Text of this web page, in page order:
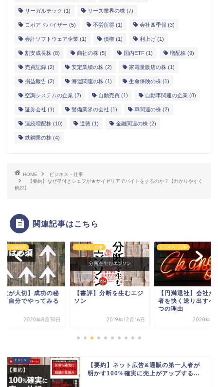
リーガルテック (1) リース業界の株 (7)
ロボアドバイザー (5) 不労所得 (1) 会社四季報 (3)
会計ソフトウェア企業 (1) 債権 (1) 利上げ (1)
割安成長株 (8) 商社の株 (5) 国内ETF (1) 増配株 (9)
売買記録 (2) 安定業績の株 (2) 家電量販店の株 (1)
損益報告 (2) 海運関連の株 (1) 生命保険の株 (1)
空調システムの企業 (2) 自動売買 (1) 自動車関連の企業 (8)
証券会社 (1) 警備業界の会社 (1) 車関連の株 (2)
連続増配株 (10) 道徳 (1) 金融関連の株 (2)
鉄鋼業の株 (4)
HOME
ビジネス・仕事
【要約】なぜ星付きシェフが★サイゼリアでバイトをするのか？【わかりやすく
解説】
関連記事はこちら
資・金融知識
敗が大切】成功の秘
「自分でやってみる
2020年8月30日
ビジネス・仕事
【書評】分断を生むエジ
ソン
2019年12月16日
ビジネス・仕事
【円満退社】会社が
者を快く送り出すべ
つの理由
2020年10
【要約】ネット広告&通販の第一人者が
明かす100%確実に売上がアップする...